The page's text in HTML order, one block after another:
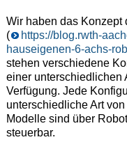
Wir haben das Konzept
(
https://blog.rwth-
hauseigenen-6-achs-
stehen verschiedene
einer unterschiedlichen
Verfügung. Jede
unterschiedliche Art
Modelle sind über
steuerbar.